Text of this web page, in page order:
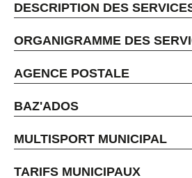
DESCRIPTION DES
ORGANIGRAMME DES
AGENCE POSTALE
BAZ'ADOS
MULTISPORT MUNICIPAL
TARIFS MUNICIPAUX